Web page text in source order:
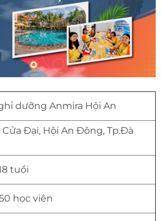
dưỡng Anmira Hội An
Cửa Đại, Hội An Đông, Tp.Đà
tuổi
học viên